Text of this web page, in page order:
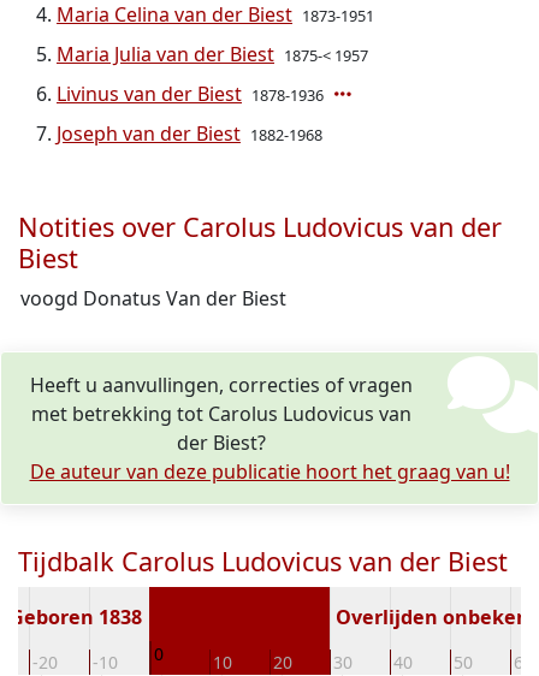
Maria Celina van der Biest 1873-1951
Maria Julia van der Biest 1875-< 1957
Livinus van der Biest 1878-1936
Joseph van der Biest 1882-1968
Notities over Carolus Ludovicus van der
Biest
voogd Donatus Van der Biest
Heeft u aanvullingen, correcties of vragen
met betrekking tot Carolus Ludovicus van
der Biest?
De auteur van deze publicatie hoort het graag van u!
Tijdbalk Carolus Ludovicus van der Biest
-20 -10 0 10 20 30 40 50 60
Geboren 1838 Overlijden